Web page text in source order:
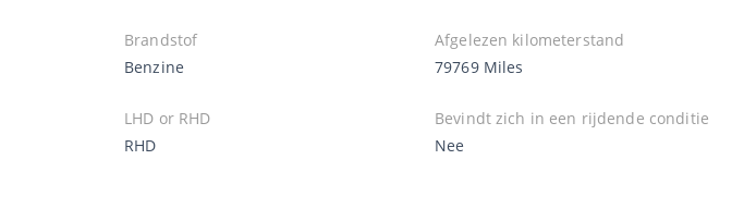
Brandstof
Benzine
Afgelezen kilometerstand
79769 Miles
LHD or RHD
RHD
Bevindt zich in een rijdende conditie
Nee